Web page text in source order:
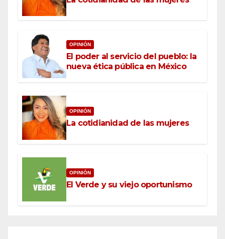
OPINIÓN
El poder al servicio del pueblo: la
nueva ética pública en México
OPINIÓN
La cotidianidad de las mujeres
OPINIÓN
El Verde y su viejo oportunismo